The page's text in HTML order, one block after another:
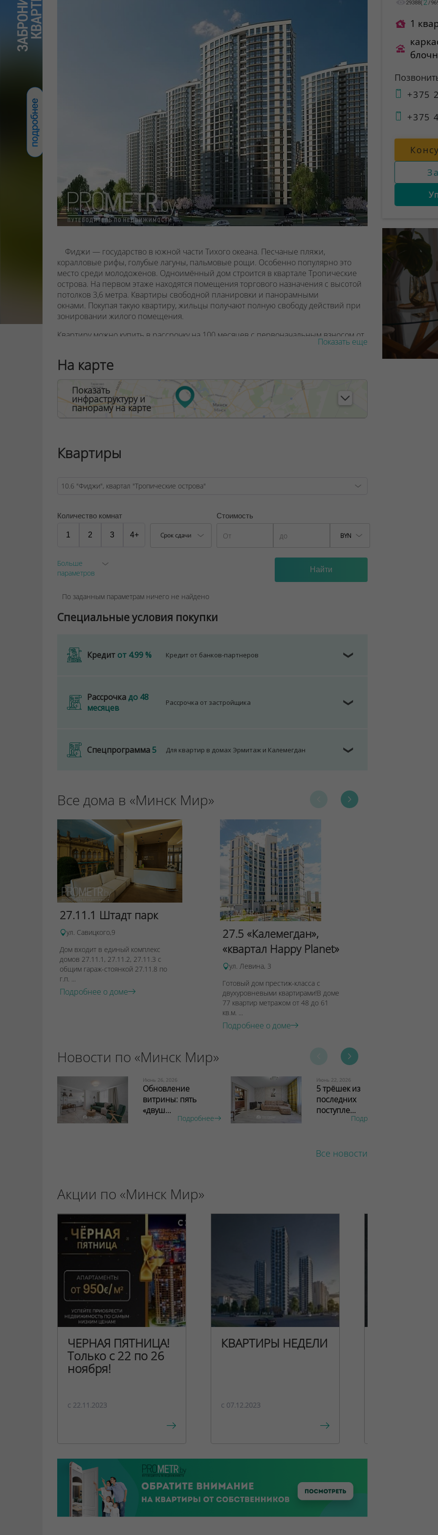
Фиджи — государство в южной части Тихого океана. Песчаные пляжи,
коралловые рифы, голубые лагуны, пальмовые рощи. Особенно популярно это
место среди молодоженов. Одноимённый дом строится в квартале Тропические
острова. На первом этаже находятся помещения торгового назначения с высотой
потолков 3,6 метра. Квартиры свободной планировки и панорамными
окнами. Покупая такую квартиру, жильцы получают полную свободу действий при
зонировании жилого помещения.
Квартиру можно купить в рассрочку на 100 месяцев с первоначальным взносом от
ООО "Твоя столицаконсалт", УНП 190285638, лицензия №02240/129 от 06.09.06г.
Договор на оказание риэлтерских услуг № 447/6, от 04.09.2025
Показать еще
На карте
Показать
инфраструктуру и
панораму на карте
Квартиры
Количество комнат
1 2 3 4+ Срок сдачи
Стоимость
BYN
Больше
параметров
По заданным параметрам ничего не найдено
Специальные условия покупки
Кредит от 4.99 % Кредит от банков-партнеров ❯
Рассрочкадо 48
месяцев
Рассрочка от застройщика ❯
Спецпрограмма5 Для квартир в домах Эрмитаж и Калемегдан ❯
Все дома в «Минск Мир»
27.11.1 Штадт парк
ул. Савицкого,9
Дом входит в единый комплекс
домов 27.11.1, 27.11.2, 27.11.3 с
общим гараж-стоянкой 27.11.8 по
г.п. ...
Подробнее о доме
27.5 «Калемегдан»,
«квартал Happy Planet»
ул. Левина, 3
Готовый дом престиж-класса с
двухуровневыми квартирами!В доме
77 квартир метражом от 48 до 61
кв.м. ...
Подробнее о доме
Новости по «Минск Мир»
Июнь 26, 2026
Обновление
витрины: пять
«двуш...
Подробнее
Июнь 22, 2026
5 трёшек из
последних
поступле...
Подробнее
Все новости
Акции по «Минск Мир»
ЧЕРНАЯ ПЯТНИЦА!
Только с 22 по 26
ноября!
c 22.11.2023
КВАРТИРЫ НЕДЕЛИ
c 07.12.2023
29388( 2 /
1
+375
+375